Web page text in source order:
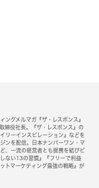
グメルマガ『ザ・レスポンス』
締役社長。『ザ・レスポンス』の
リーインスピレーション』などを
ンを配信。日本ナンバーワン・マ
、一流の経営者とも提携を結びビ
ない13の習慣』『フリーで利益
トマーケティング最強の戦略』が